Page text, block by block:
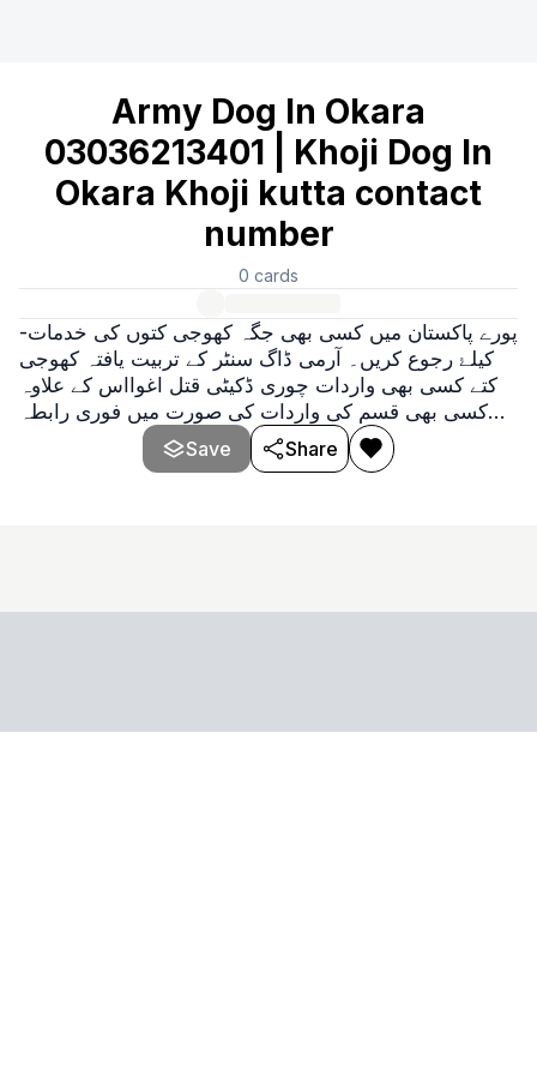
Army Dog In Okara
03036213401 | Khoji Dog In
Okara Khoji kutta contact
number
0 cards
-پورے پاکستان ميں کسی بھی جگہ کھوجی کتوں کی خدمات
کيلۓ رجوع کريں۔ آرمی ڈاگ سنٹر کے تربیت یافتہ کھوجی
کتے کسی بھی واردات چوری ڈکیٹی قتل اغوااس کے علاوہ
کسی بھی قسم کی واردات کی صورت میں فوری رابطہ
کریں۔ ھمارا یہ ماننا ہے کہ ہمارے کھوجی کتے آپ کے ساتھ
ھونے والی واردات کا سراغ لگا لیں گے۔ ہمارے دفاتر
Save Share